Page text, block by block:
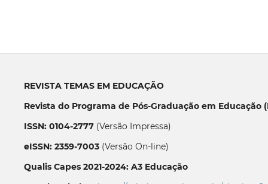
REVISTA TEMAS EM EDUCAÇÃO
Revista do Programa de Pós-Graduação em Educação
ISSN: 0104-2777(Versão Impressa)
eISSN: 2359-7003(Versão On-line)
Qualis Capes 2021-2024: A3 Educação